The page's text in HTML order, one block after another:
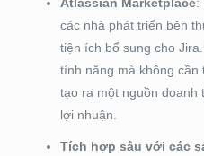
các nhà phát triển bên
tiện ích bổ sung cho
tính năng mà không
tạo ra một nguồn doanh
lợi nhuận.
Tích hợp sâu với các